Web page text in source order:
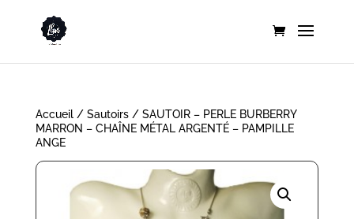
Accueil/ Sautoirs/ SAUTOIR – PERLE BURBERRY
MARRON – CHAÎNE MÉTAL ARGENTÉ – PAMPILLE
ANGE